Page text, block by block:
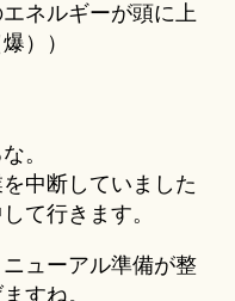
ネルギーが頭に上
））
。
中断していました
て行きます。
ューアル準備が整
すね。